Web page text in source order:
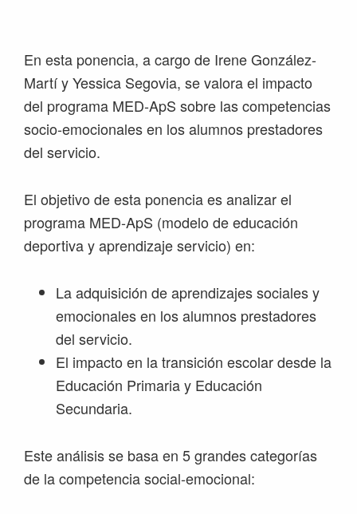
navegación
principal
contenido
principal
barra
lateral
principal
página
En esta ponencia, a cargo de Irene González-
Martí y Yessica Segovia, se valora el impacto
del programa MED-ApS sobre las competencias
socio-emocionales en los alumnos prestadores
del servicio.
El objetivo de esta ponencia es analizar el
programa MED-ApS (modelo de educación
deportiva y aprendizaje servicio) en:
La adquisición de aprendizajes sociales y
emocionales en los alumnos prestadores
del servicio.
El impacto en la transición escolar desde la
Educación Primaria y Educación
Secundaria.
Este análisis se basa en 5 grandes categorías
de la competencia social-emocional: